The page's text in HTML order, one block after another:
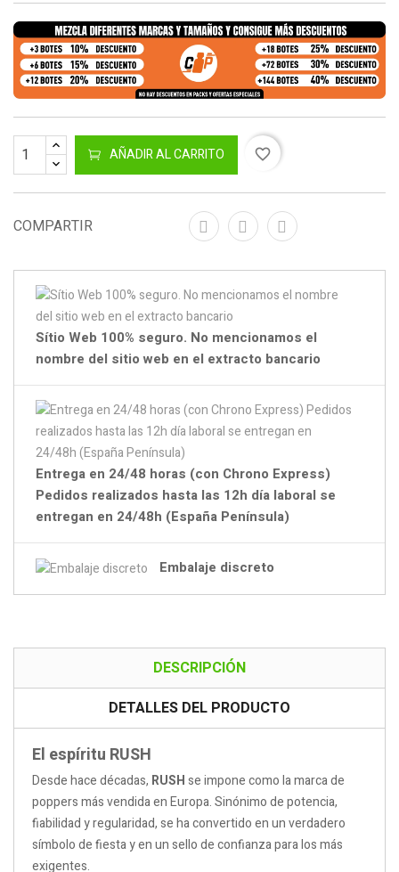
AÑADIR AL CARRITO favorite_border
COMPARTIR
Sítio Web 100% seguro. No mencionamos el
nombre del sitio web en el extracto bancario
Entrega en 24/48 horas (con Chrono Express)
Pedidos realizados hasta las 12h día laboral se
entregan en 24/48h (España Península)
Embalaje discreto
DESCRIPCIÓN
DETALLES DEL PRODUCTO
El espíritu RUSH
Desde hace décadas, RUSHse impone como la marca de
poppers más vendida en Europa. Sinónimo de potencia,
fiabilidad y regularidad, se ha convertido en un verdadero
símbolo de fiesta y en un sello de confianza para los más
exigentes.